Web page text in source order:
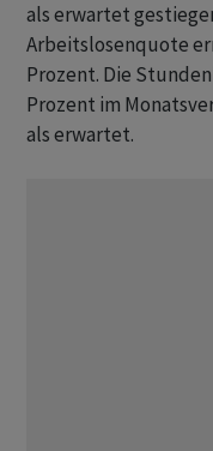
als erwartet
Arbeitslosenquote
Prozent. Die
Prozent im
als erwartet.